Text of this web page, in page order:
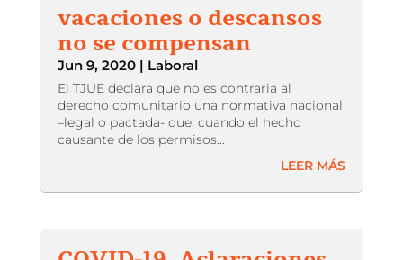
vacaciones o descansos
no se compensan
Jun 9, 2020| Laboral
El TJUE declara que no es contraria al
derecho comunitario una normativa nacional
–legal o pactada- que, cuando el hecho
causante de los permisos...
LEER MÁS